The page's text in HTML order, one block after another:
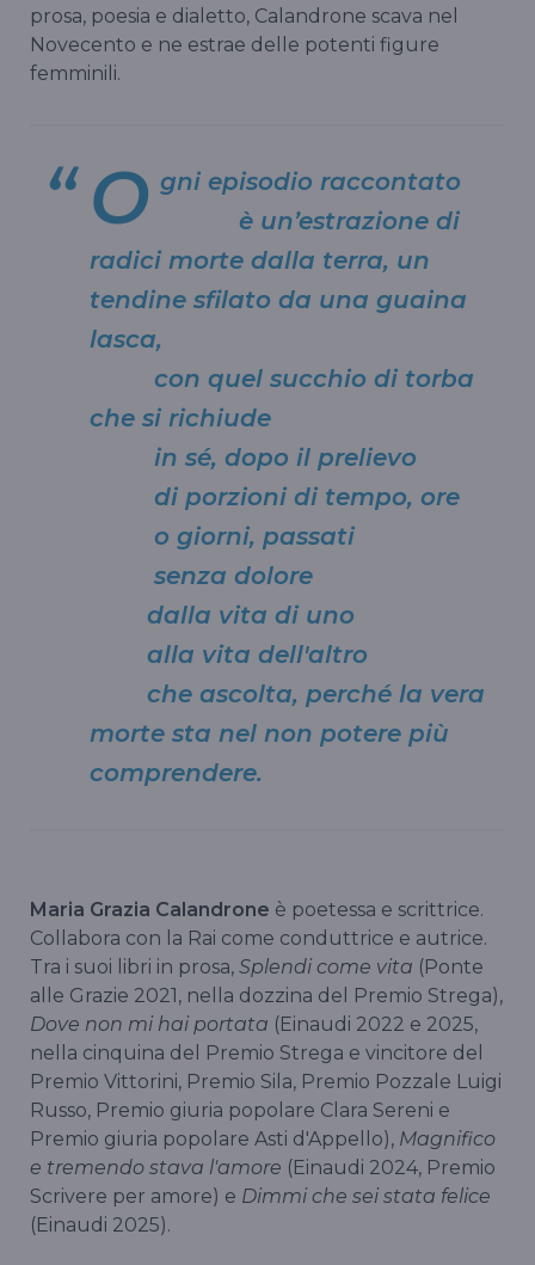
prosa, poesia e dialetto, Calandrone scava nel
Novecento e ne estrae delle potenti figure
femminili.
O gni episodio raccontato
è un’estrazione di
radici morte dalla terra, un
tendine sfilato da una guaina
lasca,
con quel succhio di torba
che si richiude
in sé, dopo il prelievo
di porzioni di tempo, ore
o giorni, passati
senza dolore
dalla vita di uno
alla vita dell'altro
che ascolta, perché la vera
morte sta nel non potere più
comprendere.
Maria Grazia Calandrone è poetessa e scrittrice.
Collabora con la Rai come conduttrice e autrice.
Tra i suoi libri in prosa, Splendi come vita (Ponte
alle Grazie 2021, nella dozzina del Premio Strega),
Dove non mi hai portata (Einaudi 2022 e 2025,
nella cinquina del Premio Strega e vincitore del
Premio Vittorini, Premio Sila, Premio Pozzale Luigi
Russo, Premio giuria popolare Clara Sereni e
Premio giuria popolare Asti d'Appello), Magnifico
e tremendo stava l'amore (Einaudi 2024, Premio
Scrivere per amore) e Dimmi che sei stata felice
(Einaudi 2025).